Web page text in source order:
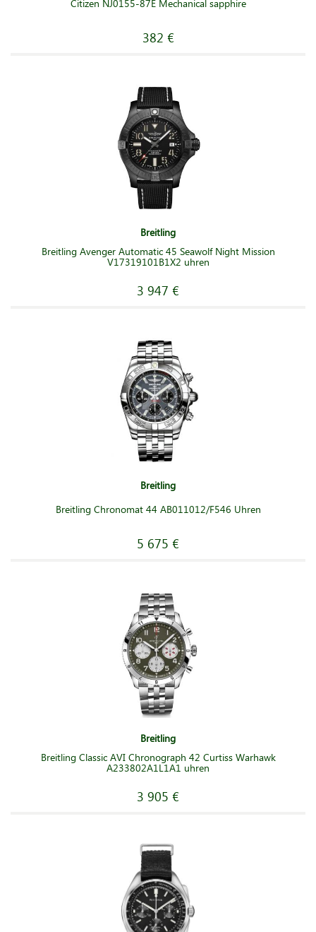
Citizen NJ0155-87E Mechanical sapphire
382 €
Breitling
Breitling Avenger Automatic 45 Seawolf Night Mission
V17319101B1X2 uhren
3 947 €
Breitling
Breitling Chronomat 44 AB011012/F546 Uhren
5 675 €
Breitling
Breitling Classic AVI Chronograph 42 Curtiss Warhawk
A233802A1L1A1 uhren
3 905 €